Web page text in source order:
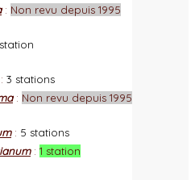
: Non revu depuis 1995
3 stations
: Non revu depuis 1995
: 5 stations
: 1 station